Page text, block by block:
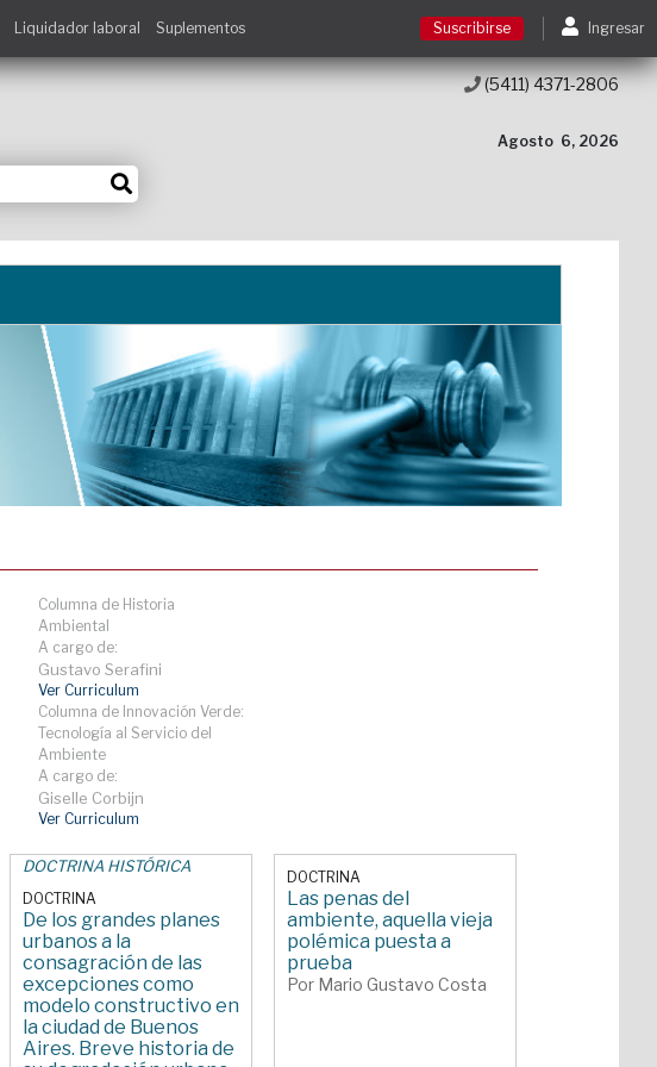
Suscribirse
Contacto
Liquidador laboral Suplementos Suscribirse Ingresar
Agosto 6, 2026
(5411) 4371-2806
Columna de Historia
Ambiental
A cargo de:
Gustavo Serafini
Ver Curriculum
Columna de Innovación Verde:
Tecnología al Servicio del
Ambiente
A cargo de:
Giselle Corbijn
Ver Curriculum
DOCTRINA HISTÓRICA
DOCTRINA
De los grandes planes
urbanos a la
consagración de las
excepciones como
modelo constructivo en
la ciudad de Buenos
Aires. Breve historia de
DOCTRINA
Las penas del
ambiente, aquella vieja
polémica puesta a
prueba
Por Mario Gustavo Costa